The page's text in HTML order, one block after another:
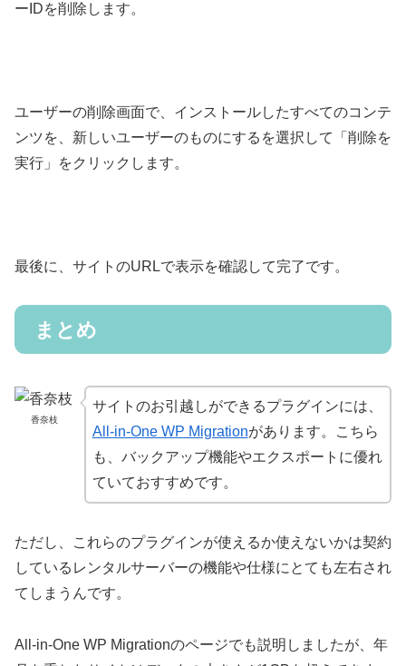
ーIDを削除します。
ユーザーの削除画面で、インストールしたすべてのコンテ
ンツを、新しいユーザーのものにするを選択して「削除を
実行」をクリックします。
最後に、サイトのURLで表示を確認して完了です。
まとめ
香奈枝
サイトのお引越しができるプラグインには、
All-in-One WP Migrationがあります。こちら
も、バックアップ機能やエクスポートに優れ
ていておすすめです。
ただし、これらのプラグインが使えるか使えないかは契約
しているレンタルサーバーの機能や仕様にとても左右され
てしまうんです。
All-in-One WP Migrationのページでも説明しましたが、年